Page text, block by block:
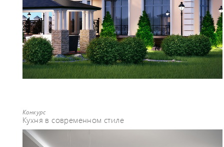
Конкурс
Кухня в современном стиле